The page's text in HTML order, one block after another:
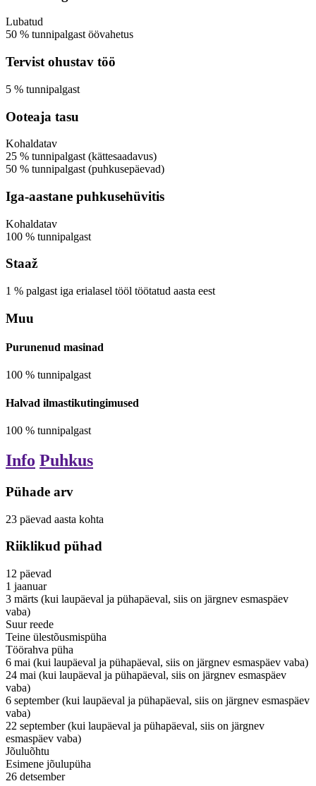
Lubatud
50 % tunnipalgastöövahetus
Tervist ohustav töö
5 % tunnipalgast
Ooteaja tasu
Kohaldatav
25 % tunnipalgast (kättesaadavus)
50 % tunnipalgast (puhkusepäevad)
Iga-aastane puhkusehüvitis
Kohaldatav
100 % tunnipalgast
Staaž
1 % palgast iga erialasel tööl töötatud aasta eest
Muu
Purunenud masinad
100 % tunnipalgast
Halvad ilmastikutingimused
100 % tunnipalgast
Info Puhkus
Pühade arv
23 päevad aasta kohta
Riiklikud pühad
12 päevad
1 jaanuar
3 märts (kui laupäeval ja pühapäeval, siis on järgnev esmaspäev
vaba)
Suur reede
Teine ülestõusmispüha
Töörahva püha
6 mai (kui laupäeval ja pühapäeval, siis on järgnev esmaspäev vaba)
24 mai (kui laupäeval ja pühapäeval, siis on järgnev esmaspäev
vaba)
6 september(kui laupäeval ja pühapäeval, siis on järgnev esmaspäev
vaba)
22 september(kui laupäeval ja pühapäeval, siis on järgnev
esmaspäev vaba)
Jõuluõhtu
Esimene jõulupüha
26 detsember